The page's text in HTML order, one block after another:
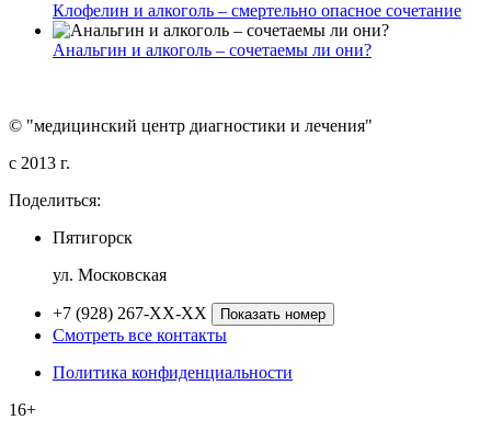
Клофелин и алкоголь – смертельно опасное сочетание
Анальгин и алкоголь – сочетаемы ли они?
© "медицинский центр диагностики и лечения"
c 2013 г.
Поделиться:
Пятигорск
ул. Московская
+7 (928) 267-XX-XX Показать номер
Смотреть все контакты
Политика конфиденциальности
16+